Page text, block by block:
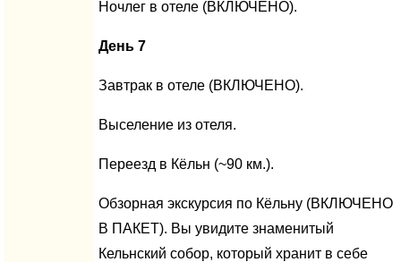
Ночлег в отеле (ВКЛЮЧЕНО).
День 7
Завтрак в отеле (ВКЛЮЧЕНО).
Выселение из отеля.
Переезд в Кёльн (~90 км.).
Обзорная экскурсия по Кёльну (ВКЛЮЧЕНО
В ПАКЕТ). Вы увидите знаменитый
Кельнский собор, который хранит в себе